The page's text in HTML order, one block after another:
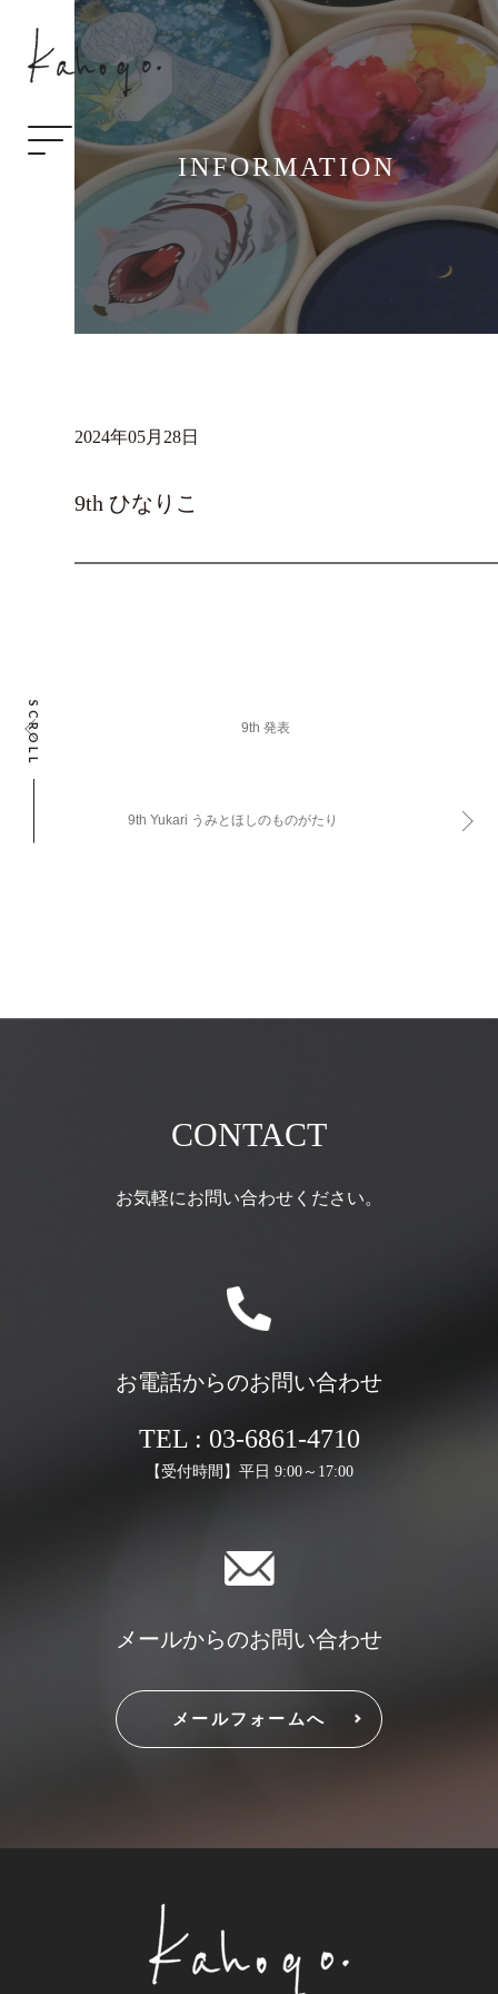
INFORMATION
SCROLL
2024年05月28日
9th ひなりこ
9th 発表
9th Yukari うみとほしのものがたり
CONTACT
お気軽にお問い合わせください。
お電話からのお問い合わせ
TEL : 03-6861-4710
【受付時間】平日 9:00～17:00
メールからのお問い合わせ
メールフォームへ